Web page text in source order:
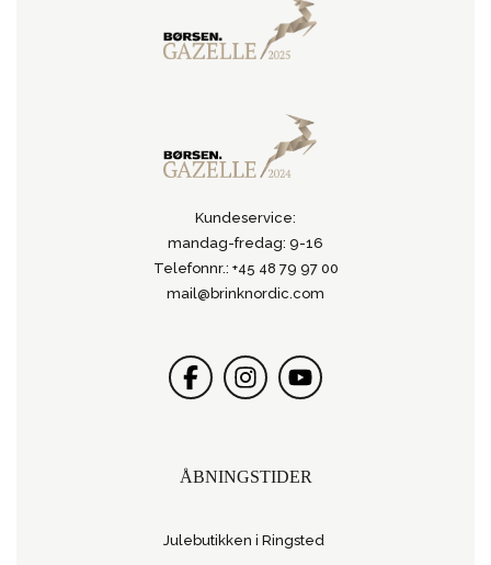
Kundeservice:
mandag-fredag: 9-16
Telefonnr.: +45 48 79 97 00
mail@brinknordic.com
ÅBNINGSTIDER
Julebutikken i Ringsted